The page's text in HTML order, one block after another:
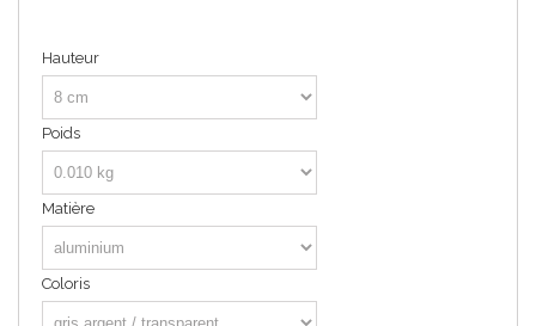
Hauteur
Poids
Matière
Coloris